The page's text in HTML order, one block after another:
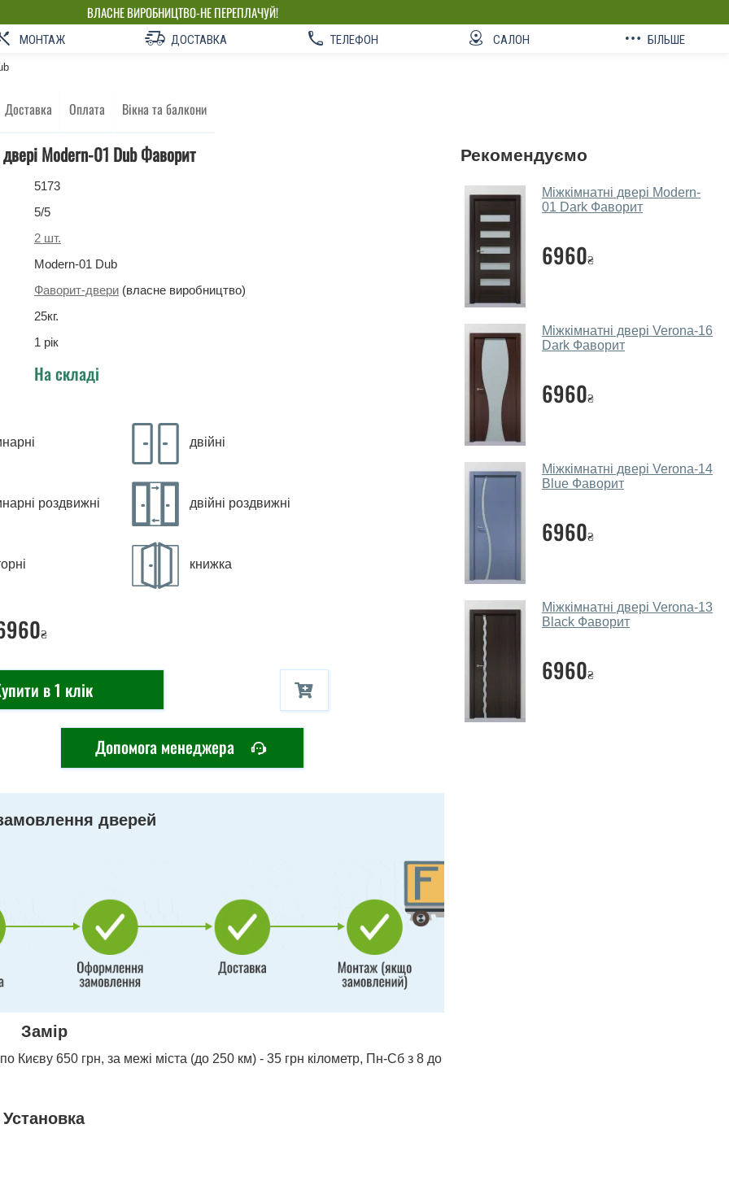
ВЛАСНЕ ВИРОБНИЦТВО-НЕ ПЕРЕПЛАЧУЙ!
МОНТАЖ ДОСТАВКА ТЕЛЕФОН САЛОН БІЛЬШЕ
Доставка Оплата Вікна та балкони
Modern-01 Dub Фаворит
5173
5/5
2 шт.
Modern-01 Dub
Фаворит-двери (власне виробництво)
25кг.
1 рік
На складі
двійні
роздвижні двійні роздвижні
книжка
₴
в 1 клік
Допомога менеджера
дверей
Замір
Києву 650 грн, за межі міста (до 250 км) - 35 грн кілометр, Пн-Сб з 8 до
Установка
Рекомендуємо
Міжкімнатні двері Modern-
01 Dark Фаворит
6960₴
Міжкімнатні двері Verona-16
Dark Фаворит
6960₴
Міжкімнатні двері Verona-14
Blue Фаворит
6960₴
Міжкімнатні двері Verona-13
Black Фаворит
6960₴